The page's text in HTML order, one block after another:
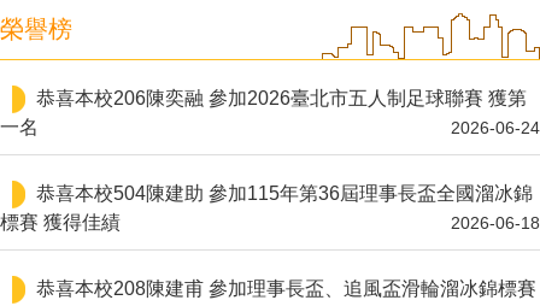
榮譽榜
恭喜本校206陳奕融 參加2026臺北市五人制足球聯賽 獲第
一名
2026-06-24
恭喜本校504陳建助 參加115年第36屆理事長盃全國溜冰錦
標賽 獲得佳績
2026-06-18
恭喜本校208陳建甫 參加理事長盃、追風盃滑輪溜冰錦標賽